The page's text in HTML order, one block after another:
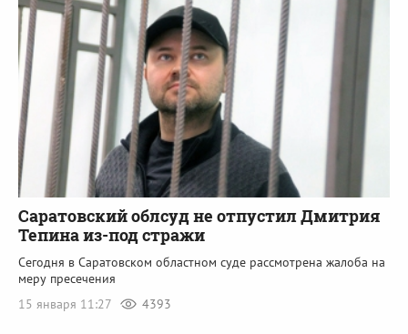
Саратовский облсуд не отпустил Дмитрия
Тепина из-под стражи
Сегодня в Саратовском областном суде рассмотрена жалоба на
меру пресечения
15 января 11:27
4393